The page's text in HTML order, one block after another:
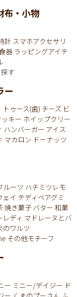
布・小物
計 スマホアクセサリ
器 ラッピングアイテ
す
ー
トゥース(歯) チーズ ビ
キー ホイップクリー
ハンバーガー アイス
マカロン ドーナッツ
ルーツ ハチミツレモ
ェイ テディベアグミ
焼き菓子 バター 和菓
レディ マドレーヌとバ
のワルツ
その他モチーフ
ー ミニー/デイジー ド